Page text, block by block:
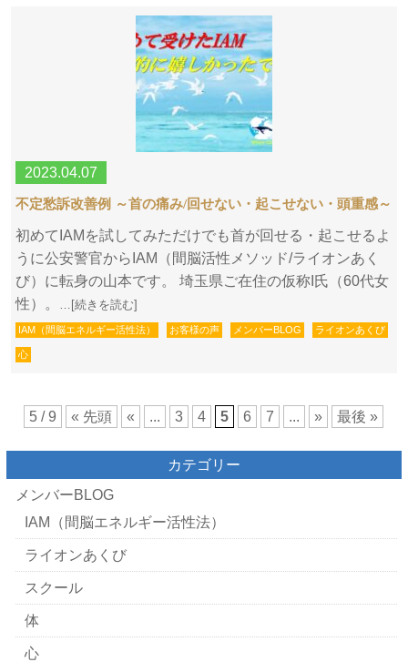
2023.04.07
不定愁訴改善例 ～首の痛み/回せない・起こせない・頭重感～
初めてIAMを試してみただけでも首が回せる・起こせるよ
うに公安警官からIAM（間脳活性メソッド/ライオンあく
び）に転身の山本です。 埼玉県ご在住の仮称I氏（60代女
性）。
…[続きを読む]
IAM（間脳エネルギー活性法） お客様の声 メンバーBLOG ライオンあくび
心
5 / 9 « 先頭 « ... 3 4 5 6 7 ... » 最後 »
カテゴリー
メンバーBLOG
IAM（間脳エネルギー活性法）
ライオンあくび
スクール
体
心